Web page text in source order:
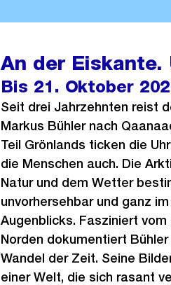
An der Eiskante.
Bis 21. Oktober
Seit drei Jahrzehnten reist
Markus Bühler nach
Teil Grönlands ticken die
die Menschen auch. Die
Natur und dem Wetter
unvorhersehbar und ganz
Augenblicks. Fasziniert vom
Norden dokumentiert Bühler
Wandel der Zeit. Seine
einer Welt, die sich rasant